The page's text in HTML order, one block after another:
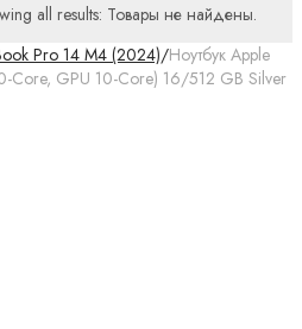
all results: Товары не найдены.
Pro 14 M4 (2024)/Ноутбук Apple
Core, GPU 10-Core) 16/512 GB Silver